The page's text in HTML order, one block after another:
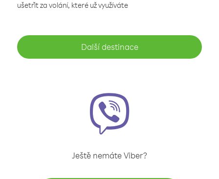
ušetřit za volání, které už využíváte
Další destinace
Ještě nemáte Viber?